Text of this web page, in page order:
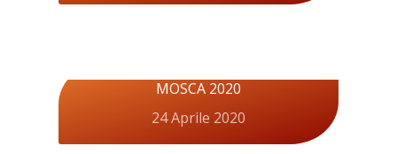
MOSCA 2020
24 Aprile 2020